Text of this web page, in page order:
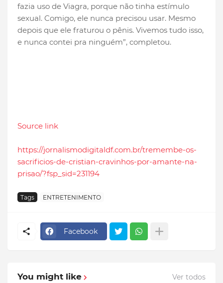
fazia uso de Viagra, porque não tinha estímulo
sexual. Comigo, ele nunca precisou usar. Mesmo
depois que ele fraturou o pênis. Vivemos tudo isso,
e nunca contei pra ninguém”, completou.
Source link
https://jornalismodigitaldf.com.br/tremembe-os-
sacrificios-de-cristian-cravinhos-por-amante-na-
prisao/?fsp_sid=231194
Tags ENTRETENIMENTO
Facebook
You might like Ver todos